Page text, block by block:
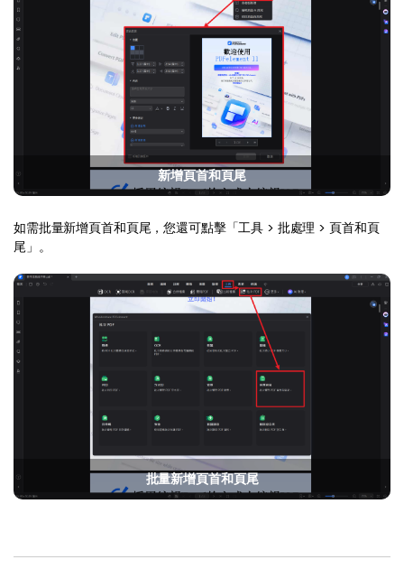
PDF 表單
簽署 PDF
保護 PDF
批次 PDF
PDF OCR
擷取 PDF 資料
eSign（合法）
免費 PDF 範本
客戶故事
新增頁首和頁尾
如需批量新增頁首和頁尾，您還可點擊「工具 > 批處理 > 頁首和頁
尾」。
批量新增頁首和頁尾